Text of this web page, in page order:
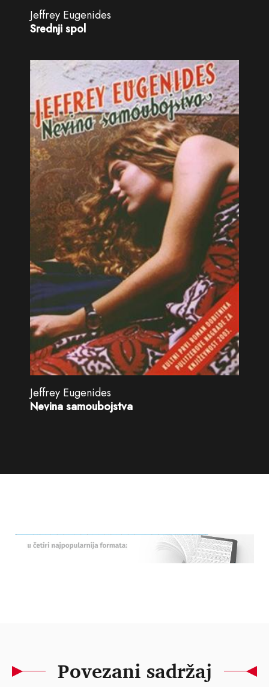
Jeffrey Eugenides
Srednji spol
Jeffrey Eugenides
Nevina samoubojstva
Povezani sadržaj